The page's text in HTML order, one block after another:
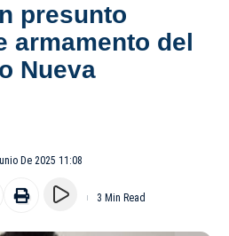
presunto
armamento del
Nueva
De 2025 11:08
3 Min Read